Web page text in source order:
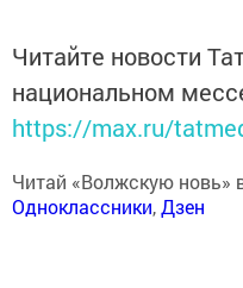
Читайте новости
национальном
https://max.ru/
Читай «Волжскую новь»
Одноклассники,Дзен